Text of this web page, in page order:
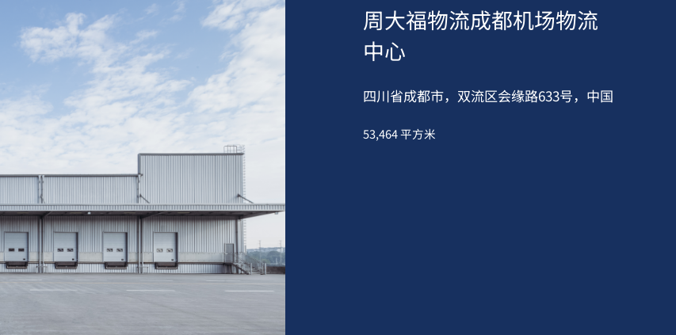
周大福物流成都机场物流
中心
四川省成都市，双流区会缘路633号，中国
53,464 平方米